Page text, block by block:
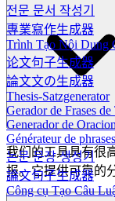
전문 문서 작성기
專業寫作生成器
Trình Tạo Nội Dung
论文句子生成器
論文文の生成器
Thesis-Satzgenerator
Gerador de Frases de
Generador de
Générateur de
논문 문장 생성기
論文句子生成器
Công cụ Tạo Câu
我们的工具具有很
报。它提供可靠的